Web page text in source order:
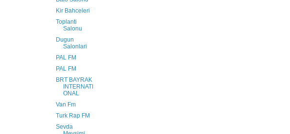
Kir Bahceleri
Toplanti
Salonu
Dugun
Salonlari
PAL FM
PAL FM
BRT BAYRAK
INTERNATI
ONAL
Van Fm
Turk Rap FM
Sevda